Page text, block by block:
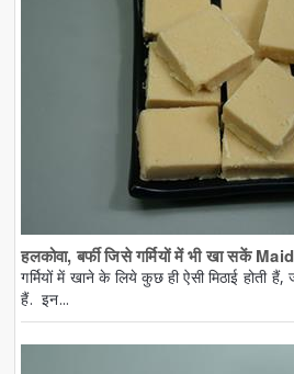
हलकोवा, बर्फी जिसे गर्मियों में भी खा सकें
गर्मियों में खाने के लिये कुछ ही ऐसी मिठाई होती
हैं. इन...